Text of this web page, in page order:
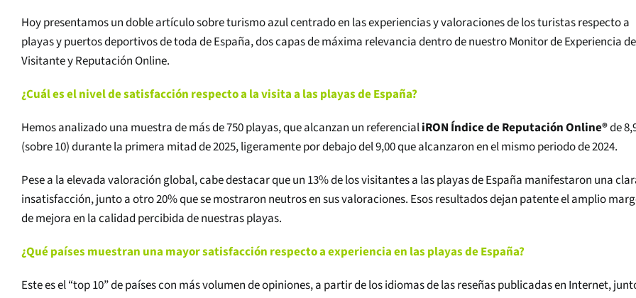
Hoy presentamos un doble artículo sobre turismo azul centrado en las experiencias y valoraciones de los turistas respecto a
playas y puertos deportivos de toda de España, dos capas de máxima relevancia dentro de nuestro Monitor de Experiencia
Visitante y Reputación Online.
¿Cuál es el nivel de satisfacción respecto a la visita a las playas de España?
Hemos analizado una muestra de más de 750 playas, que alcanzan un referencialiRON Índice de Reputación Online®de
(sobre 10) durante la primera mitad de 2025, ligeramente por debajo del 9,00 que alcanzaron en el mismo periodo de 2024.
Pese a la elevada valoración global, cabe destacar que un 13% de los visitantes a las playas de España manifestaron una
insatisfacción, junto a otro 20% que se mostraron neutros en sus valoraciones. Esos resultados dejan patente el amplio
de mejora en la calidad percibida de nuestras playas.
¿Qué países muestran una mayor satisfacción respecto a experiencia en las playas de España?
Este es el “top 10” de países con más volumen de opiniones, a partir de los idiomas de las reseñas publicadas en Internet,